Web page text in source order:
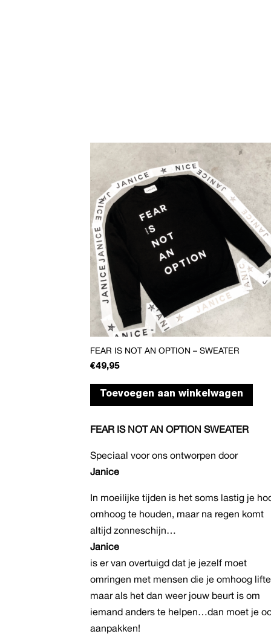
FEAR IS NOT AN OPTION – SWEATER
€49,95
Toevoegen aan winkelwagen
Dit
kan
FEAR IS NOT AN OPTION SWEATER
Speciaal voor ons ontworpen door
Janice
In moeilijke tijden is het soms lastig je
omhoog te houden, maar na regen komt
altijd zonneschijn…
Janice
is er van overtuigd dat je jezelf moet
omringen met mensen die je omhoog
maar als het dan weer jouw beurt is om
iemand anders te helpen…dan moet je
aanpakken!